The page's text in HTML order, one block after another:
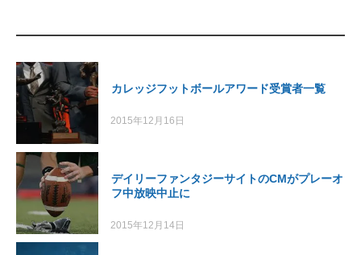
カレッジフットボールアワード受賞者一覧
2015年12月16日
デイリーファンタジーサイトのCMがプレーオ
フ中放映中止に
2015年12月14日